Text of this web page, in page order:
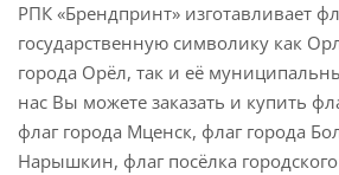
РПК «Брендпринт» изготавливает
государственную символику как
города Орёл, так и её
нас Вы можете заказать и купить
флаг города Мценск, флаг города
Нарышкин, флаг посёлка